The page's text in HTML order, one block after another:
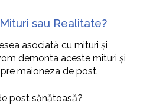
sau Realitate?
asociată cu mituri și
demonta aceste mituri și
maioneza de post.
post sănătoasă?